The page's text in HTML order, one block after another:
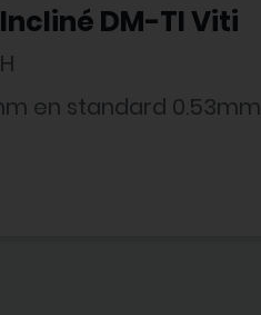
DM-TI Viti
en standard 0.53mm